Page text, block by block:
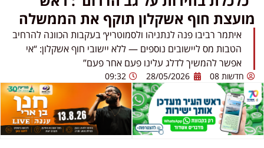
מועצת חוף אשקלון תוקף את הממשלה
איתמר רביבו פנה לנתניהו ולסמוטריץ׳ בעקבות הכוונה להרחיב
הטבות מס ליישובים נוספים — ללא יישובי חוף אשקלון: “אי
אפשר להמשיך לדלג עלינו פעם אחר פעם”
חדשות 08 28/05/2026
09:32